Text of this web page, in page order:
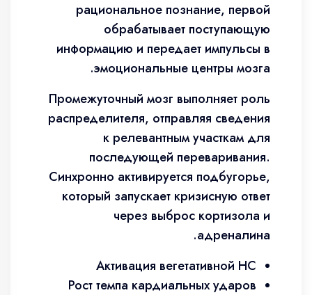
рациональное познание, первой
обрабатывает поступающую
информацию и передает импульсы в
эмоциональные центры мозга.
Промежуточный мозг выполняет роль
распределителя, отправляя сведения
к релевантным участкам для
последующей переваривания.
Синхронно активируется подбугорье,
который запускает кризисную ответ
через выброс кортизола и
адреналина.
Активация вегетативной НС
Рост темпа кардиальных ударов